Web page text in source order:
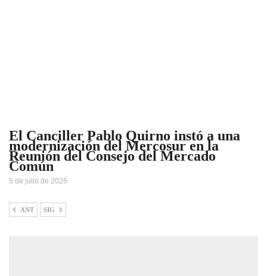
El Canciller Pablo Quirno instó a una
modernización del Mercosur en la
Reunión del Consejo del Mercado
Común
5 de julio de 2026
ANT SIG